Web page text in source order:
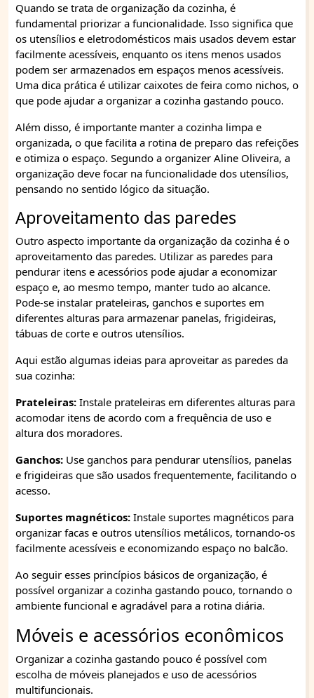
Quando se trata de organização da cozinha, é
fundamental priorizar a funcionalidade. Isso significa que
os utensílios e eletrodomésticos mais usados devem estar
facilmente acessíveis, enquanto os itens menos usados
podem ser armazenados em espaços menos acessíveis.
Uma dica prática é utilizar caixotes de feira como nichos, o
que pode ajudar a organizar a cozinha gastando pouco.
Além disso, é importante manter a cozinha limpa e
organizada, o que facilita a rotina de preparo das refeições
e otimiza o espaço. Segundo a organizer Aline Oliveira, a
organização deve focar na funcionalidade dos utensílios,
pensando no sentido lógico da situação.
Aproveitamento das paredes
Outro aspecto importante da organização da cozinha é o
aproveitamento das paredes. Utilizar as paredes para
pendurar itens e acessórios pode ajudar a economizar
espaço e, ao mesmo tempo, manter tudo ao alcance.
Pode-se instalar prateleiras, ganchos e suportes em
diferentes alturas para armazenar panelas, frigideiras,
tábuas de corte e outros utensílios.
Aqui estão algumas ideias para aproveitar as paredes da
sua cozinha:
Prateleiras: Instale prateleiras em diferentes alturas para
acomodar itens de acordo com a frequência de uso e
altura dos moradores.
Ganchos: Use ganchos para pendurar utensílios, panelas
e frigideiras que são usados frequentemente, facilitando o
acesso.
Suportes magnéticos: Instale suportes magnéticos para
organizar facas e outros utensílios metálicos, tornando-os
facilmente acessíveis e economizando espaço no balcão.
Ao seguir esses princípios básicos de organização, é
possível organizar a cozinha gastando pouco, tornando o
ambiente funcional e agradável para a rotina diária.
Móveis e acessórios econômicos
Organizar a cozinha gastando pouco é possível com
escolha de móveis planejados e uso de acessórios
multifuncionais.